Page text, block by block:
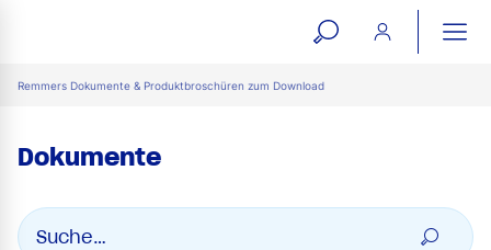
open
search
Remmers Dokumente & Produktbroschüren zum Download
Dokumente